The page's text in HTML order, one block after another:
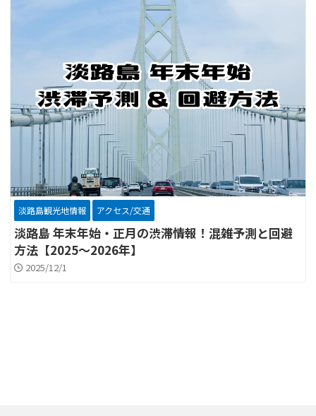
淡路島観光地情報 アクセス/交通
淡路島 年末年始・正月の渋滞情報！混雑予測と回避
方法【2025～2026年】
2025/12/1